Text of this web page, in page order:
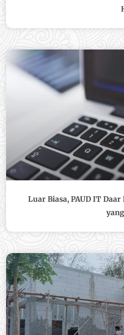
Luar Biasa, PAUD IT